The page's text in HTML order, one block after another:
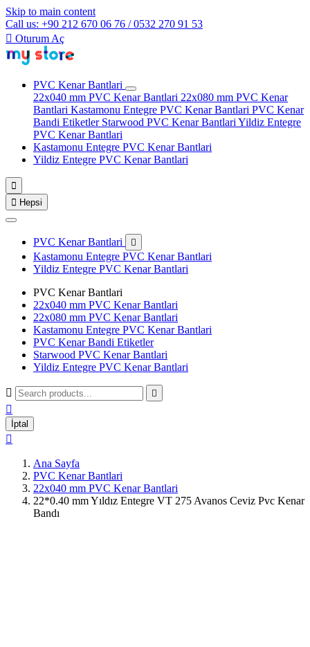
Skip to main content
Call us: +90 212 670 06 76 / 0532 270 91 53
 Oturum Aç
PVC Kenar Bantlari
22x040 mm PVC Kenar Bantlari 22x080 mm PVC Kenar
Bantlari Kastamonu Entegre PVC Kenar Bantlari PVC Kenar
Bandi Etiketler Starwood PVC Kenar Bantlari Yildiz Entegre
PVC Kenar Bantlari
Kastamonu Entegre PVC Kenar Bantlari
Yildiz Entegre PVC Kenar Bantlari

 Hepsi
PVC Kenar Bantlari 
Kastamonu Entegre PVC Kenar Bantlari
Yildiz Entegre PVC Kenar Bantlari
PVC Kenar Bantlari
22x040 mm PVC Kenar Bantlari
22x080 mm PVC Kenar Bantlari
Kastamonu Entegre PVC Kenar Bantlari
PVC Kenar Bandi Etiketler
Starwood PVC Kenar Bantlari
Yildiz Entegre PVC Kenar Bantlari
 

İptal

Ana Sayfa
PVC Kenar Bantlari
22x040 mm PVC Kenar Bantlari
22*0.40 mm Yıldız Entegre VT 275 Avanos Ceviz Pvc Kenar
Bandı